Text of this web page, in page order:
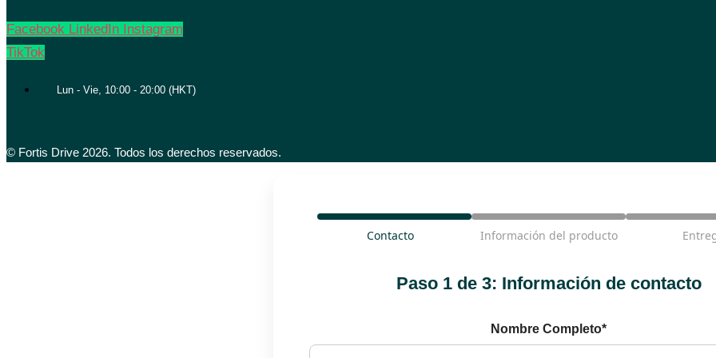
Facebook LinkedIn Instagram
TikTok
Lun - Vie, 10:00 - 20:00 (HKT)
© Fortis Drive 2026. Todos los derechos reservados.
Contacto Información del producto
Paso 1 de 3: Información de contacto
Nombre Completo*